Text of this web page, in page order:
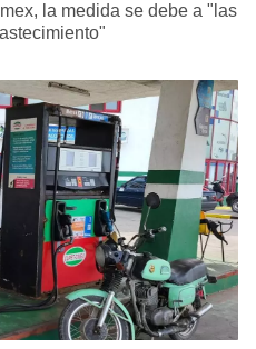
la medida se debe a "las